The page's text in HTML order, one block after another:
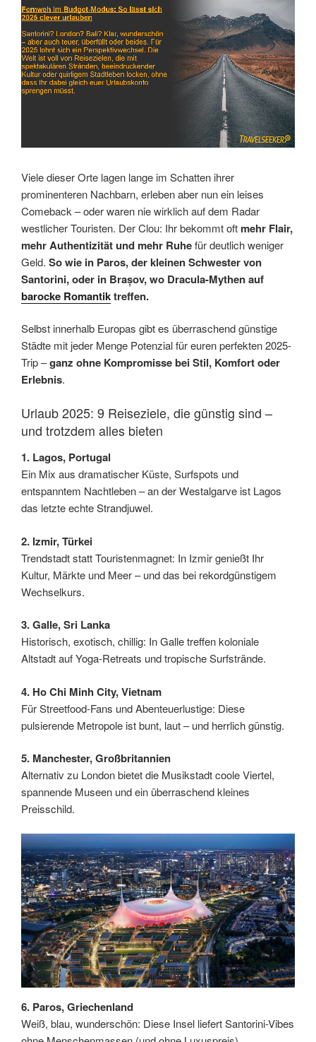
Link Embed
Viele dieser Orte lagen lange im Schatten ihrer
prominenteren Nachbarn, erleben aber nun ein leises
Comeback – oder waren nie wirklich auf dem Radar
westlicher Touristen. Der Clou: Ihr bekommt oft mehr Flair,
mehr Authentizität und mehr Ruhefür deutlich weniger
Geld. So wie in Paros, der kleinen Schwester von
Santorini, oder in Brașov, wo Dracula-Mythen auf
barocke Romantiktreffen.
Selbst innerhalb Europas gibt es überraschend günstige
Städte mit jeder Menge Potenzial für euren perfekten 2025-
Trip –ganz ohne Kompromisse bei Stil, Komfort oder
Erlebnis.
Urlaub 2025: 9 Reiseziele, die günstig sind –
und trotzdem alles bieten
1. Lagos, Portugal
Ein Mix aus dramatischer Küste, Surfspots und
entspanntem Nachtleben – an der Westalgarve ist Lagos
das letzte echte Strandjuwel.
2. Izmir, Türkei
Trendstadt statt Touristenmagnet: In Izmir genießt Ihr
Kultur, Märkte und Meer – und das bei rekordgünstigem
Wechselkurs.
3. Galle, Sri Lanka
Historisch, exotisch, chillig: In Galle treffen koloniale
Altstadt auf Yoga-Retreats und tropische Surfstrände.
4. Ho Chi Minh City, Vietnam
Für Streetfood-Fans und Abenteuerlustige: Diese
pulsierende Metropole ist bunt, laut – und herrlich günstig.
5. Manchester, Großbritannien
Alternativ zu London bietet die Musikstadt coole Viertel,
spannende Museen und ein überraschend kleines
Preisschild.
6. Paros, Griechenland
Weiß, blau, wunderschön: Diese Insel liefert Santorini-Vibes